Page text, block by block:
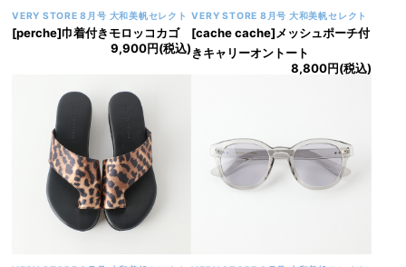
VERY STORE 8月号 大和美帆セレクト
[perche]巾着付きモロッコカゴ
9,900円(税込)
VERY STORE 8月号 大和美帆セレクト
[cache cache]メッシュポーチ付
きキャリーオントート
8,800円(税込)